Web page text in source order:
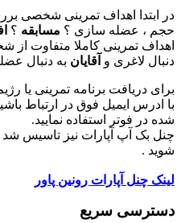
در ابتدا اهداف تمرینی شخصی
حجم ، عضله سازی ؟ مسابقه ؟
اهداف تمرینی کاملا متفاوت
دنبال لاغری و آقایان به دنبال
برای دریافت برنامه تمرینی یا
با ادرس ایمیل فوق در ارتباط
شده در فوتر استفاده نمایید.
چنل بک آپ آپارات نیز تاسیس شد
شوید .
لینک چنل آپارات رونین پاور
دسترسی سریع